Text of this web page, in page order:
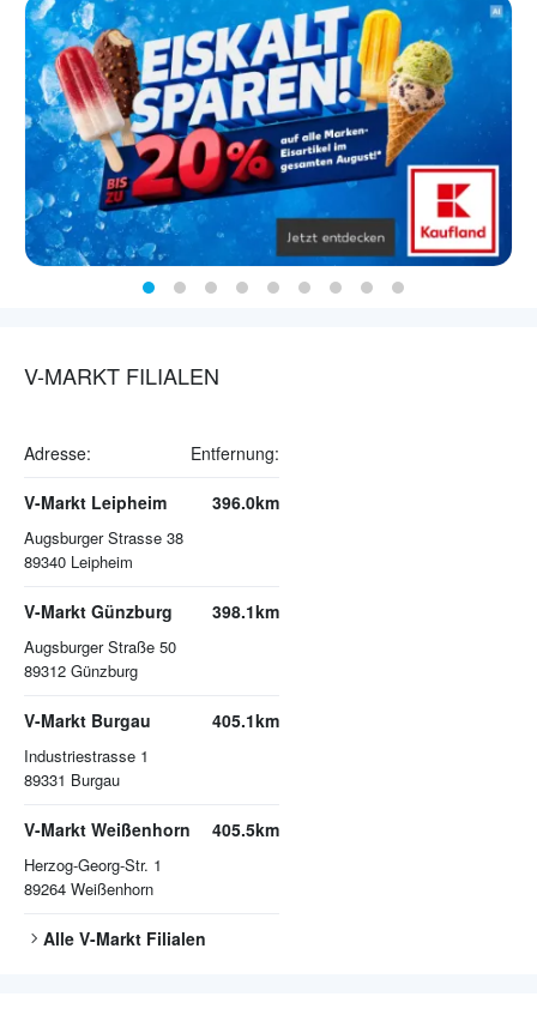
V-MARKT FILIALEN
Adresse: Entfernung:
V-Markt Leipheim
Augsburger Strasse 38
89340 Leipheim
396.0km
V-Markt Günzburg
Augsburger Straße 50
89312 Günzburg
398.1km
V-Markt Burgau
Industriestrasse 1
89331 Burgau
405.1km
V-Markt Weißenhorn
Herzog-Georg-Str. 1
89264 Weißenhorn
405.5km
Alle V-Markt Filialen